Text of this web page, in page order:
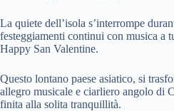
La quiete dell’isola s’interrompe
festeggiamenti continui con musica a
Happy San Valentine.
Questo lontano paese asiatico, si
allegro musicale e ciarliero angolo di
finita alla solita tranquillità.